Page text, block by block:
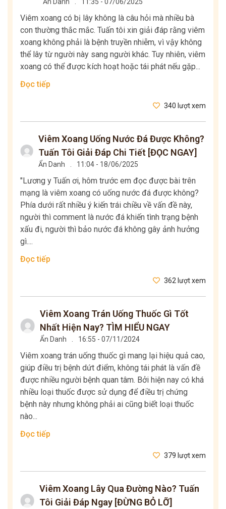
Ẩn Danh . 11:35 - 07/06/2025
Viêm xoang có bị lây không là câu hỏi mà nhiều bà
con thường thắc mắc. Tuấn tôi xin giải đáp rằng viêm
xoang không phải là bệnh truyền nhiễm, vì vậy không
thể lây từ người này sang người khác. Tuy nhiên, viêm
xoang có thể được kích hoạt hoặc tái phát nếu gặp...
Đọc tiếp
340 lượt xem
Viêm Xoang Uống Nước Đá Được Không?
Tuấn Tôi Giải Đáp Chi Tiết [ĐỌC NGAY]
Ẩn Danh . 11:04 - 18/06/2025
"Lương y Tuấn ơi, hôm trước em đọc được bài trên
mạng là viêm xoang có uống nước đá được không?
Phía dưới rất nhiều ý kiến trái chiều về vấn đề này,
người thì comment là nước đá khiến tình trạng bệnh
xấu đi, người thì bảo nước đá không gây ảnh hưởng
gì....
Đọc tiếp
362 lượt xem
Viêm Xoang Trán Uống Thuốc Gì Tốt
Nhất Hiện Nay? TÌM HIỂU NGAY
Ẩn Danh . 16:55 - 07/11/2024
Viêm xoang trán uống thuốc gì mang lại hiệu quả cao,
giúp điều trị bệnh dứt điểm, không tái phát là vấn đề
được nhiều người bệnh quan tâm. Bởi hiện nay có khá
nhiều loại thuốc được sử dụng để điều trị chứng
bệnh này nhưng không phải ai cũng biết loại thuốc
nào...
Đọc tiếp
379 lượt xem
Viêm Xoang Lây Qua Đường Nào? Tuấn
Tôi Giải Đáp Ngay [ĐỪNG BỎ LỠ]